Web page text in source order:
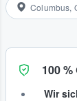
Columbus,
100
Wir